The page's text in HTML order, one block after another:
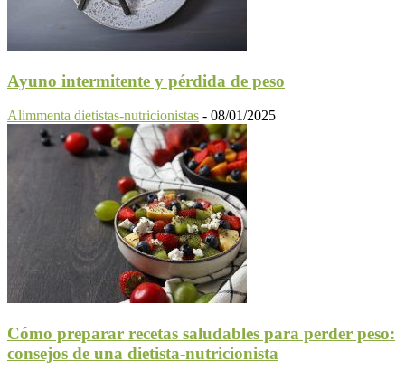
Ayuno intermitente y pérdida de peso
Alimmenta dietistas-nutricionistas - 08/01/2025
Cómo preparar recetas saludables para perder peso:
consejos de una dietista-nutricionista